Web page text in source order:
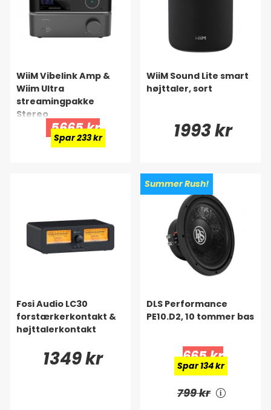
WiiM Vibelink Amp &
Wiim Ultra
streamingpakke
Stereo
5665 kr
Spar 233 kr
WiiM Sound Lite smart
højttaler, sort
1993 kr
Fosi Audio LC30
forstærkerkontakt &
højttalerkontakt
1349 kr
Summer Rush!
DLS Performance
PE10.D2, 10 tommer bas
665 kr
Spar 134 kr
799 kr